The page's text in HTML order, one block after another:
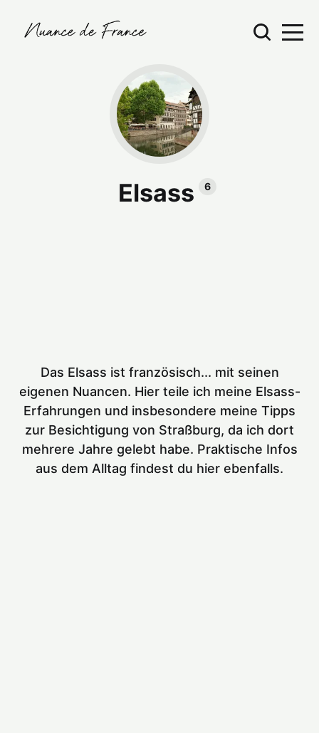
Elsass 6
Das Elsass ist französisch... mit seinen
eigenen Nuancen. Hier teile ich meine Elsass-
Erfahrungen und insbesondere meine Tipps
zur Besichtigung von Straßburg, da ich dort
mehrere Jahre gelebt habe. Praktische Infos
aus dem Alltag findest du hier ebenfalls.